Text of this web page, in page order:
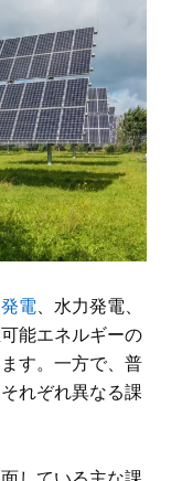
電、水力発電、
能エネルギーの
す。一方で、普
れぞれ異なる課